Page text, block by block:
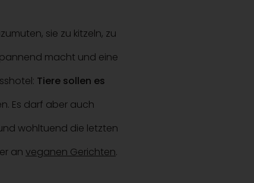
sie zu kitzeln, zu
macht und eine
Tiere sollen es
Es darf aber auch
wohltuend die letzten
an veganen Gerichten.